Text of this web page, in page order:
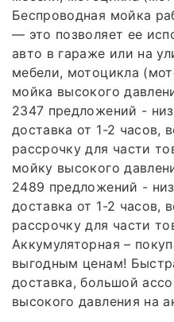
Беспроводная мойка
— это позволяет ее
авто в гараже или на
мебели, мотоцикла
мойка высокого
2347 предложений -
доставка от 1-2 часов,
рассрочку для части
мойку высокого
2489 предложений -
доставка от 1-2 часов,
рассрочку для части
Аккумуляторная –
выгодным ценам!
доставка, большой
высокого давления на